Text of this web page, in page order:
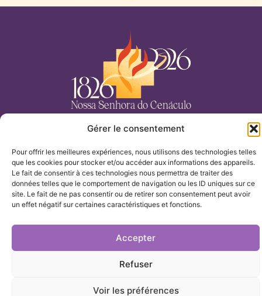
Gérer le consentement
Pour offrir les meilleures expériences, nous utilisons des technologies telles
que les cookies pour stocker et/ou accéder aux informations des appareils.
Le fait de consentir à ces technologies nous permettra de traiter des
données telles que le comportement de navigation ou les ID uniques sur ce
site. Le fait de ne pas consentir ou de retirer son consentement peut avoir
un effet négatif sur certaines caractéristiques et fonctions.
Accepter
Refuser
Voir les préférences
TEMAS
NOSSOS ARQUIVOS
Nossa Senhora do Cenáculo
Nossa Senhora do Cenáculo ©2025
Produzido por Bluekat Digital